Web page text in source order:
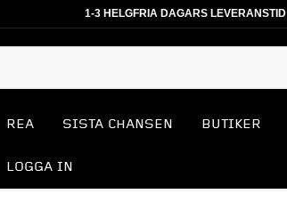
1-3 HELGFRIA DAGARS LEVERANSTID
REA SISTA CHANSEN BUTIKER
LOGGA IN